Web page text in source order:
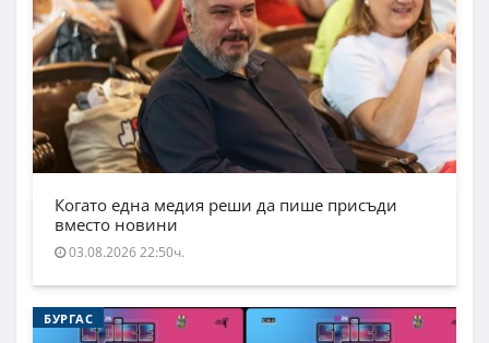
Когато една медия реши да пише присъди
вместо новини
03.08.2026 22:50ч.
БУРГАС